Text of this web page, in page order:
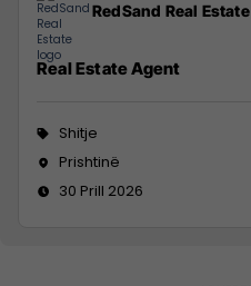
RedSand Real Estate
Real Estate Agent
Shitje
Prishtinë
30 Prill 2026